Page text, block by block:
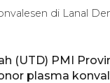
di Lanal
(UTD) PMI
plasma